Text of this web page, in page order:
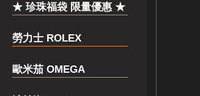
★ 珍珠福袋 限量優惠 ★
勞力士 ROLEX
歐米茄 OMEGA